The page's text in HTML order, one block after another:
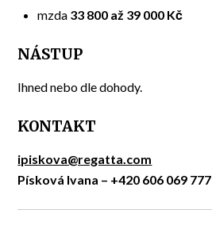
mzda 33 800 až 39 000 Kč
NÁSTUP
Ihned nebo dle dohody.
KONTAKT
ipiskova@regatta.com
Písková Ivana – +420 606 069 777